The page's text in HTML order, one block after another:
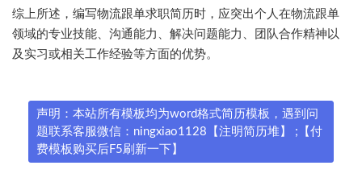
综上所述，编写物流跟单求职简历时，应突出个人在物流跟单
领域的专业技能、沟通能力、解决问题能力、团队合作精神以
及实习或相关工作经验等方面的优势。
声明：本站所有模板均为word格式简历模板，遇到问
题联系客服微信：ningxiao1128【注明简历堆】 ;【付
费模板购买后F5刷新一下】